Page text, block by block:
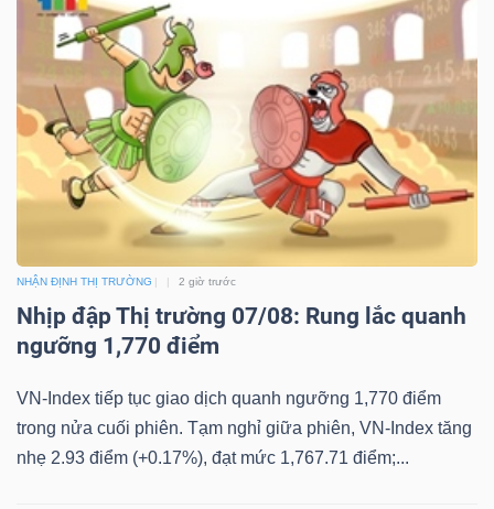
NHẬN ĐỊNH THỊ TRƯỜNG 2 giờ trước
Nhịp đập Thị trường 07/08: Rung lắc quanh
ngưỡng 1,770 điểm
VN-Index tiếp tục giao dịch quanh ngưỡng 1,770 điểm
trong nửa cuối phiên. Tạm nghỉ giữa phiên, VN-Index tăng
nhẹ 2.93 điểm (+0.17%), đạt mức 1,767.71 điểm;...